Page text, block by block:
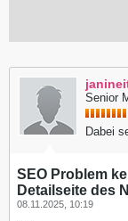
Senior
Dabei
SEO Problem
Detailseite des
08.11.2025, 10:19